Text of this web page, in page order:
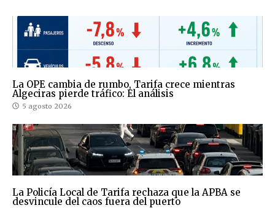
La OPE cambia de rumbo, Tarifa crece mientras
Algeciras pierde tráfico: El análisis
5 agosto 2026
La Policía Local de Tarifa rechaza que la APBA se
desvincule del caos fuera del puerto